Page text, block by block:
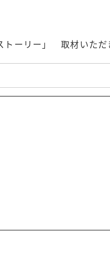
ーリー」 取材いただ